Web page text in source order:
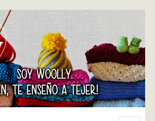
SOY WOOLLY.
TE ENSEÑO A TEJER!